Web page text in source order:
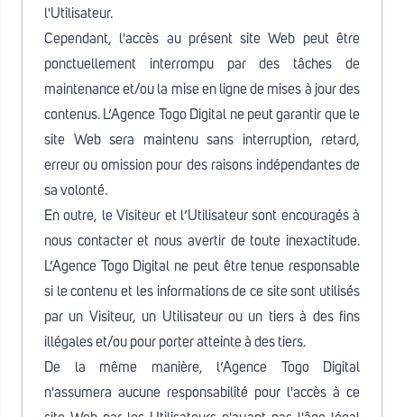
l'Utilisateur.
Cependant, l'accès au présent site Web peut être
ponctuellement interrompu par des tâches de
maintenance et/ou la mise en ligne de mises à jour des
contenus. L’Agence Togo Digital ne peut garantir que le
site Web sera maintenu sans interruption, retard,
erreur ou omission pour des raisons indépendantes de
sa volonté.
En outre, le Visiteur et l’Utilisateur sont encouragés à
nous contacter et nous avertir de toute inexactitude.
L’Agence Togo Digital ne peut être tenue responsable
si le contenu et les informations de ce site sont utilisés
par un Visiteur, un Utilisateur ou un tiers à des fins
illégales et/ou pour porter atteinte à des tiers.
De la même manière, l’Agence Togo Digital
n'assumera aucune responsabilité pour l'accès à ce